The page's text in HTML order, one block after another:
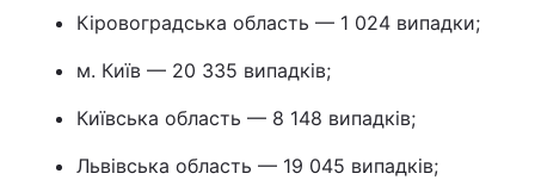
Кіровоградська область — 1 024 випадки;
м. Київ — 20 335 випадків;
Київська область — 8 148 випадків;
Львівська область — 19 045 випадків;